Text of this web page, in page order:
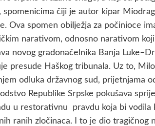
spomenicima čiji je autor kipar
Ova spomen obilježja za počinioce
narativom, odnosno narativom
novog gradonačelnika Banja
presude Haškog tribunala. Uz to,
odluka državnog sud, prijetnjama
Republike Srpske pokušava
u restorativnu pravdu koja bi vodila
ranih zločinaca. I to je dio tragičnog